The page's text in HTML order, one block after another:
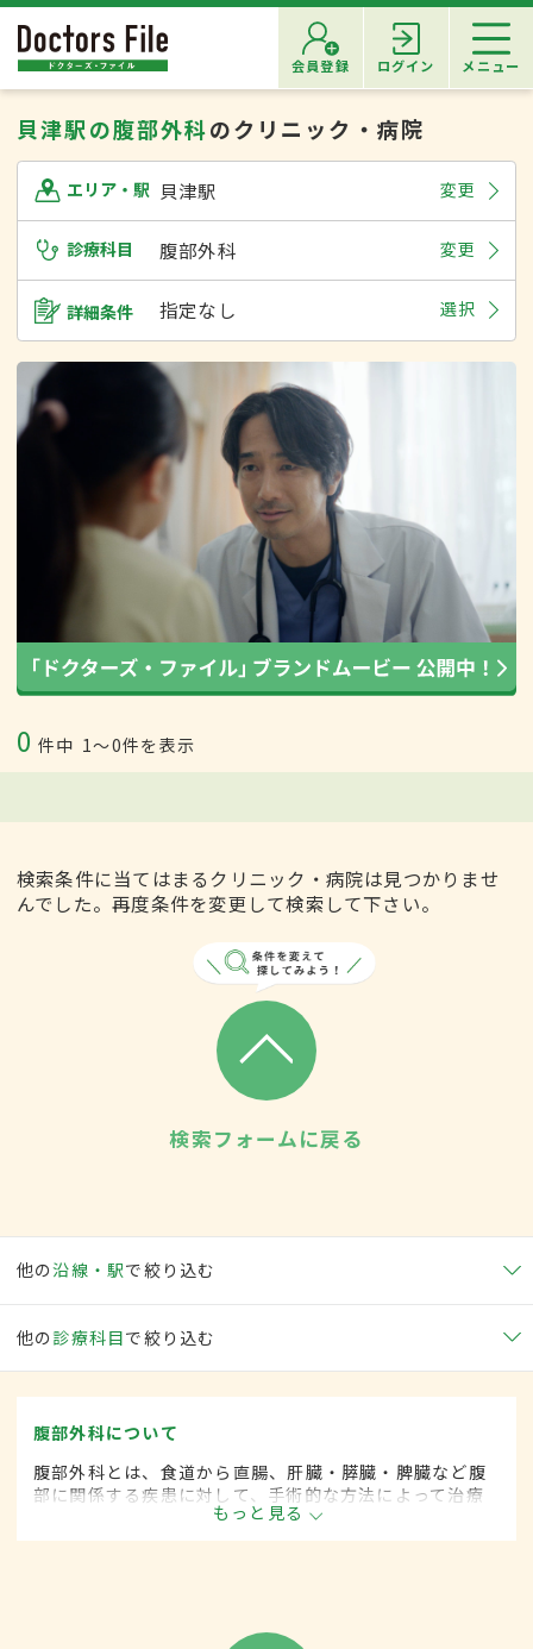
会員登録 ログイン メニュー
貝津駅の腹部外科のクリニック・病院
エリア・駅 貝津駅 変更
診療科目 腹部外科 変更
詳細条件 指定なし 選択
0 件中 1〜0件を表示
検索条件に当てはまるクリニック・病院は見つかりませ
んでした。再度条件を変更して検索して下さい。
検索フォームに戻る
他の沿線・駅で絞り込む
他の 診療科目で絞り込む
腹部外科について
腹部外科とは、食道から直腸、肝臓・膵臓・脾臓など腹
部に関係する疾患に対して、手術的な方法によって治療
する外科の一領域です。もっと見る